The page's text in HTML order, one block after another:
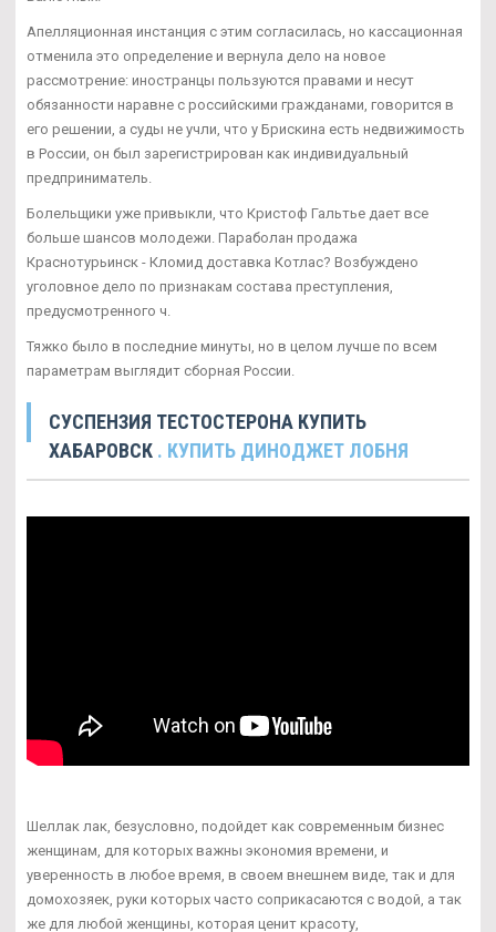
Апелляционная инстанция с этим согласилась, но кассационная
отменила это определение и вернула дело на новое
рассмотрение: иностранцы пользуются правами и несут
обязанности наравне с российскими гражданами, говорится в
его решении, а суды не учли, что у Брискина есть недвижимость
в России, он был зарегистрирован как индивидуальный
предприниматель.
Болельщики уже привыкли, что Кристоф Гальтье дает все
больше шансов молодежи. Параболан продажа
Краснотурьинск - Кломид доставка Котлас? Возбуждено
уголовное дело по признакам состава преступления,
предусмотренного ч.
Тяжко было в последние минуты, но в целом лучше по всем
параметрам выглядит сборная России.
СУСПЕНЗИЯ ТЕСТОСТЕРОНА КУПИТЬ
ХАБАРОВСК . КУПИТЬ ДИНОДЖЕТ ЛОБНЯ
Шеллак лак, безусловно, подойдет как современным бизнес
женщинам, для которых важны экономия времени, и
уверенность в любое время, в своем внешнем виде, так и для
домохозяек, руки которых часто соприкасаются с водой, а так
же для любой женщины, которая ценит красоту,